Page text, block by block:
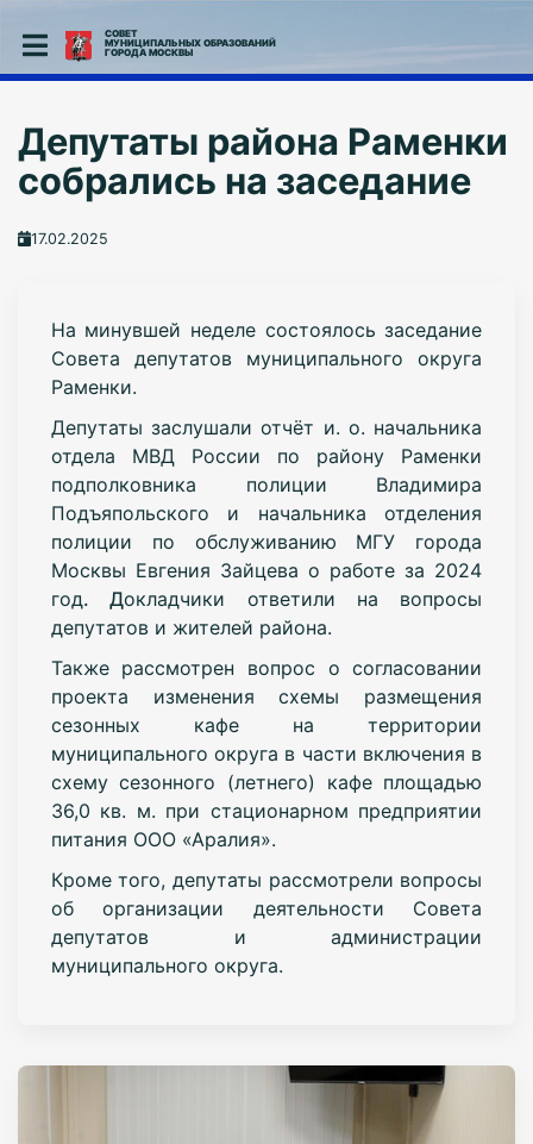
СОВЕТ
МУНИЦИПАЛЬНЫХ ОБРАЗОВАНИЙ
ГОРОДА МОСКВЫ
Депутаты района Раменки
собрались на заседание
17.02.2025
На минувшей неделе состоялось заседание
Совета депутатов муниципального округа
Раменки.
Депутаты заслушали отчёт и. о. начальника
отдела МВД России по району Раменки
подполковника полиции Владимира
Подъяпольского и начальника отделения
полиции по обслуживанию МГУ города
Москвы Евгения Зайцева о работе за 2024
год. Докладчики ответили на вопросы
депутатов и жителей района.
Также рассмотрен вопрос о согласовании
проекта изменения схемы размещения
сезонных кафе на территории
муниципального округа в части включения в
схему сезонного (летнего) кафе площадью
36,0 кв. м. при стационарном предприятии
питания ООО «Аралия».
Кроме того, депутаты рассмотрели вопросы
об организации деятельности Совета
депутатов и администрации
муниципального округа.